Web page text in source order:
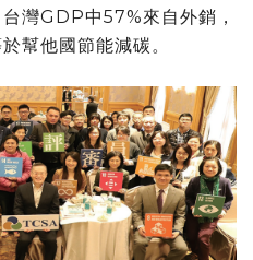
台灣GDP中57%來自外銷，
幫他國節能減碳。